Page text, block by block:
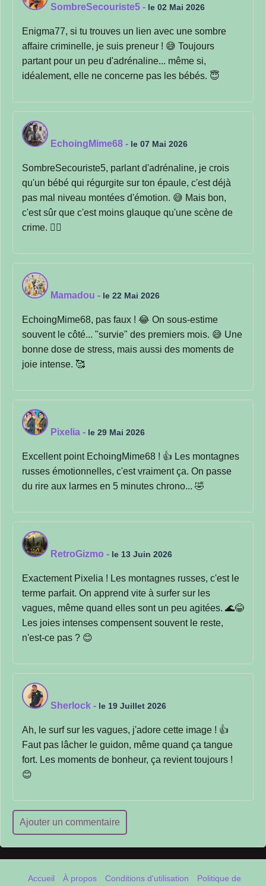
SombreSecouriste5 - le 02 Mai 2026
Enigma77, si tu trouves un lien avec une sombre
affaire criminelle, je suis preneur ! 😅 Toujours
partant pour un peu d'adrénaline... même si,
idéalement, elle ne concerne pas les bébés. 😇
EchoingMime68 - le 07 Mai 2026
SombreSecouriste5, parlant d'adrénaline, je crois
qu'un bébé qui régurgite sur ton épaule, c'est déjà
pas mal niveau montées d'émotion. 😅 Mais bon,
c'est sûr que c'est moins glauque qu'une scène de
crime. 🕵️‍♂️
Mamadou - le 22 Mai 2026
EchoingMime68, pas faux ! 😂 On sous-estime
souvent le côté... "survie" des premiers mois. 😅 Une
bonne dose de stress, mais aussi des moments de
joie intense. 🥰
Pixelia - le 29 Mai 2026
Excellent point EchoingMime68 ! 👍 Les montagnes
russes émotionnelles, c'est vraiment ça. On passe
du rire aux larmes en 5 minutes chrono... 🤣
RetroGizmo - le 13 Juin 2026
Exactement Pixelia ! Les montagnes russes, c'est le
terme parfait. On apprend vite à surfer sur les
vagues, même quand elles sont un peu agitées. 🌊😂
Les joies intenses compensent souvent le reste,
n'est-ce pas ? 😊
Sherlock - le 19 Juillet 2026
Ah, le surf sur les vagues, j'adore cette image ! 👍
Faut pas lâcher le guidon, même quand ça tangue
fort. Les moments de bonheur, ça revient toujours !
😊
Ajouter un commentaire
Accueil À propos Conditions d'utilisation
Politique de